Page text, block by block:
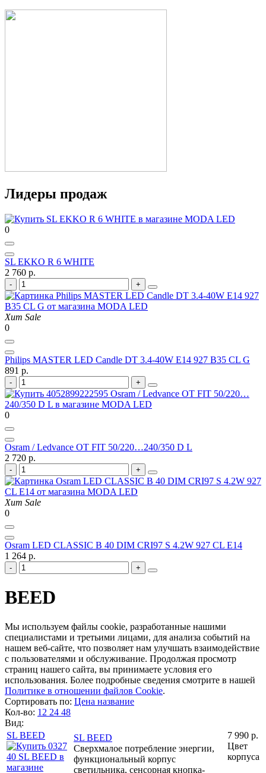
Лидеры продаж
0
SL EKKO R 6 WHITE
2 760 р.
Хит Sale
0
Philips MASTER LED Candle DT 3.4-40W E14 927 B35 CL G
891 р.
0
Osram / Ledvance OT FIT 50/220…240/350 D L
2 720 р.
Хит Sale
0
Osram LED CLASSIC B 40 DIM CRI97 S 4.2W 927 CL E14
1 264 р.
BEED
Мы используем файлы cookie, разработанные нашими
специалистами и третьими лицами, для анализа событий на
нашем веб-сайте, что позволяет нам улучшать взаимодействие
с пользователями и обслуживание. Продолжая просмотр
страниц нашего сайта, вы принимаете условия его
использования. Более подробные сведения смотрите в нашей
Политике в отношении файлов Cookie.
Сортировать по: Цена название
Кол-во: 12 24 48
Вид:
SL BEED
SL BEED
Сверхмалое потребление энергии,
функциональный корпус
светильника, сенсорная кнопка-
7 990 р.
Цвет
корпуса